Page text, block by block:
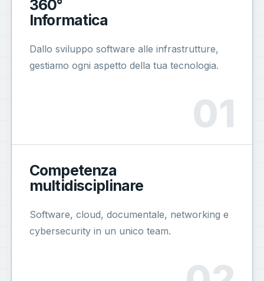
360°
Informatica
Dallo sviluppo software alle infrastrutture,
gestiamo ogni aspetto della tua tecnologia.
Competenza
multidisciplinare
Software, cloud, documentale, networking e
cybersecurity in un unico team.